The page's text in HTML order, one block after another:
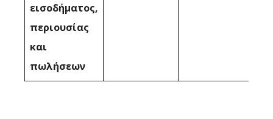
εισοδήματος,
περιουσίας
και
πωλήσεων